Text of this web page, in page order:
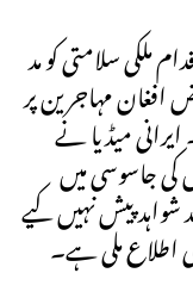
ملکی سلامتی کو مد
افغان مہاجرین پر
میڈیا نے
کی جاسوسی میں
پیش نہیں کیے
اطلاع ملی ہے۔